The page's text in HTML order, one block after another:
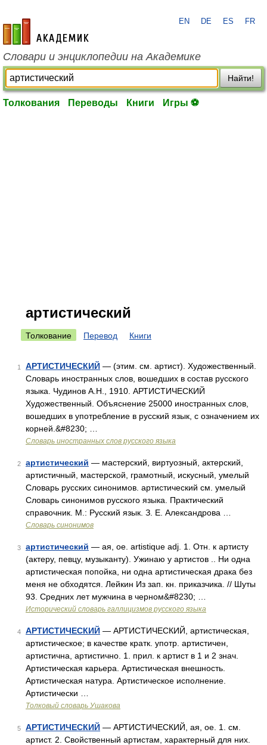
academic.ru
EN DE ES FR
Словари и энциклопедии на Академике
Найти!
Толкования Переводы Книги Игры ⚽
артистический
Толкование Перевод Книги
1 АРТИСТИЧЕСКИЙ — (этим. см. артист). Художественный.
Словарь иностранных слов, вошедших в состав русского
языка. Чудинов А.Н., 1910. АРТИСТИЧЕСКИЙ
Художественный. Объяснение 25000 иностранных слов,
вошедших в употребление в русский язык, с означением их
корней.&#8230; …
Словарь иностранных слов русского языка
2 артистический — мастерский, виртуозный, актерский,
артистичный, мастерской, грамотный, искусный, умелый
Словарь русских синонимов. артистический см. умелый
Словарь синонимов русского языка. Практический
справочник. М.: Русский язык. З. Е. Александрова …
Словарь синонимов
3 артистический — ая, ое. artistique adj. 1. Отн. к артисту
(актеру, певцу, музыканту). Ужинаю у артистов .. Ни одна
артистическая попойка, ни одна артистическая драка без
меня не обходятся. Лейкин Из зап. кн. приказчика. // Шуты
93. Средних лет мужчина в черном&#8230; …
Исторический словарь галлицизмов русского языка
4 АРТИСТИЧЕСКИЙ — АРТИСТИЧЕСКИЙ, артистическая,
артистическое; в качестве кратк. употр. артистичен,
артистична, артистично. 1. прил. к артист в 1 и 2 знач.
Артистическая карьера. Артистическая внешность.
Артистическая натура. Артистическое исполнение.
Артистически …
Толковый словарь Ушакова
5 АРТИСТИЧЕСКИЙ — АРТИСТИЧЕСКИЙ, ая, ое. 1. см.
артист. 2. Свойственный артистам, характерный для них.